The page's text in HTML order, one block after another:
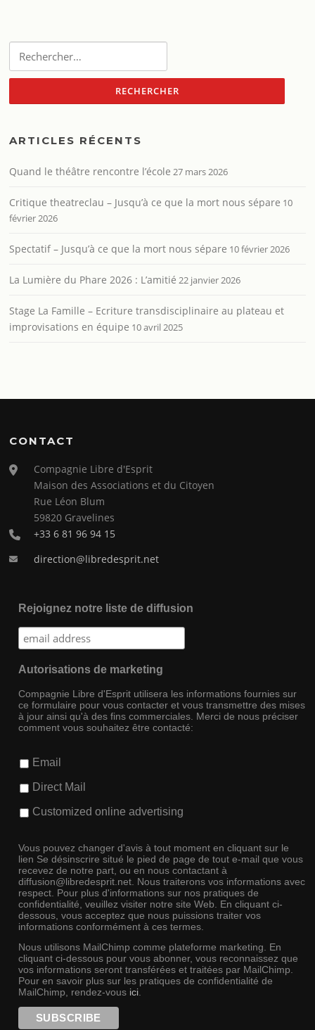
ARTICLES RÉCENTS
Quand le théâtre rencontre l’école 27 mars 2026
Critique theatreclau – Jusqu’à ce que la mort nous sépare 10
février 2026
Spectatif – Jusqu’à ce que la mort nous sépare 10 février 2026
La Lumière du Phare 2026 : L’amitié 22 janvier 2026
Stage La Famille – Ecriture transdisciplinaire au plateau et
improvisations en équipe 10 avril 2025
CONTACT
Compagnie Libre d'Esprit
Maison des Associations et du Citoyen
Rue Léon Blum
59820 Gravelines
+33 6 81 96 94 15
direction@libredesprit.net
Rejoignez notre liste de diffusion
Autorisations de marketing
Compagnie Libre d'Esprit utilisera les informations fournies sur
ce formulaire pour vous contacter et vous transmettre des mises
à jour ainsi qu'à des fins commerciales. Merci de nous préciser
comment vous souhaitez être contacté:
Email
Direct Mail
Customized online advertising
Vous pouvez changer d'avis à tout moment en cliquant sur le
lien Se désinscrire situé le pied de page de tout e-mail que vous
recevez de notre part, ou en nous contactant à
diffusion@libredesprit.net. Nous traiterons vos informations avec
respect. Pour plus d'informations sur nos pratiques de
confidentialité, veuillez visiter notre site Web. En cliquant ci-
dessous, vous acceptez que nous puissions traiter vos
informations conformément à ces termes.
Nous utilisons MailChimp comme plateforme marketing. En
cliquant ci-dessous pour vous abonner, vous reconnaissez que
vos informations seront transférées et traitées par MailChimp.
Pour en savoir plus sur les pratiques de confidentialité de
MailChimp, rendez-vous ici.